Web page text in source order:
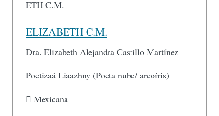
ELIZABETH C.M.
Dra. Elizabeth Alejandra Castillo Martínez
Poetizaá Liaazhny (Poeta nube/ arcoíris)
 Mexicana